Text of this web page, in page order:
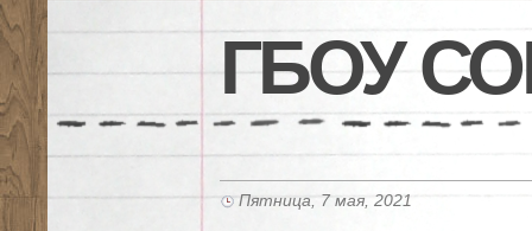
ГБОУ
Пятница, 7 мая, 2021